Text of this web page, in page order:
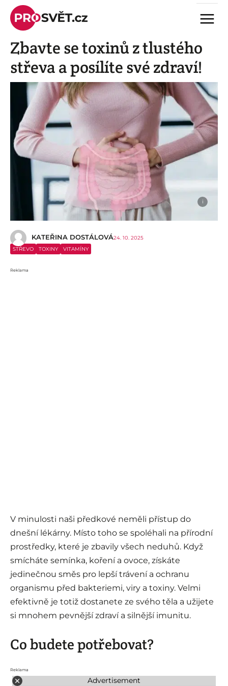
Skip
content
Menu
Zbavte se toxinů z tlustého
střeva a posílíte své zdraví!
i
KATEŘINA DOSTÁLOVÁ24. 10. 2025
STŘEVO
TOXINY VITAMÍNY
Reklama
V minulosti naši předkové neměli přístup do
dnešní lékárny. Místo toho se spoléhali na přírodní
prostředky, které je zbavily všech neduhů. Když
smícháte semínka, koření a ovoce, získáte
jedinečnou směs pro lepší trávení a ochranu
organismu před bakteriemi, viry a toxiny. Velmi
efektivně je totiž dostanete ze svého těla a užijete
si mnohem pevnější zdraví a silnější imunitu.
Co budete potřebovat?
Reklama
Advertisement